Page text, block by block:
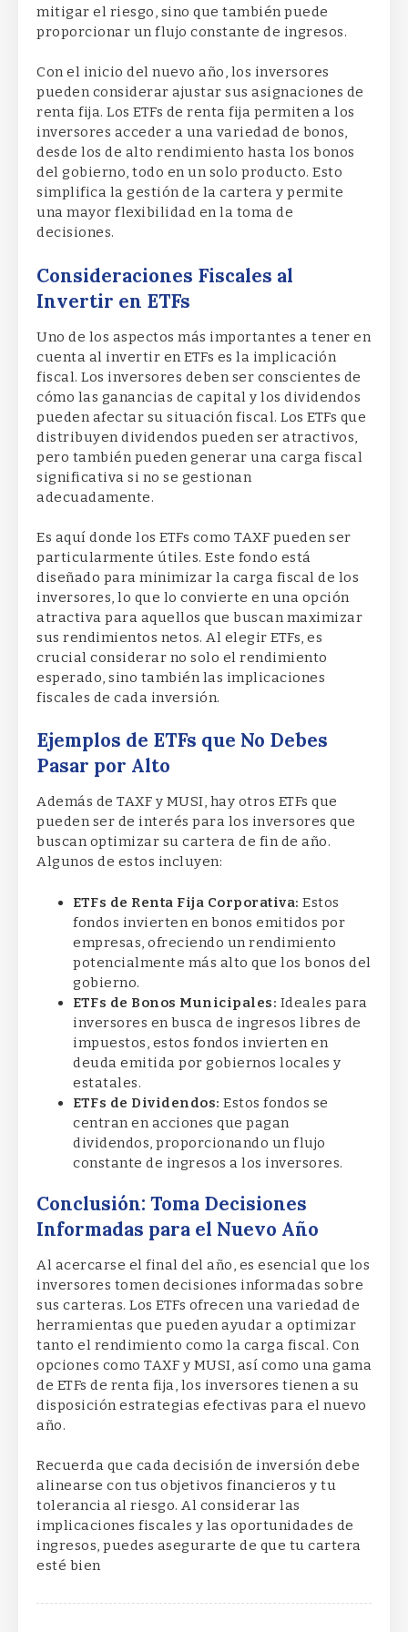
mitigar el riesgo, sino que también puede
proporcionar un flujo constante de ingresos.
Con el inicio del nuevo año, los inversores
pueden considerar ajustar sus asignaciones de
renta fija. Los ETFs de renta fija permiten a los
inversores acceder a una variedad de bonos,
desde los de alto rendimiento hasta los bonos
del gobierno, todo en un solo producto. Esto
simplifica la gestión de la cartera y permite
una mayor flexibilidad en la toma de
decisiones.
Consideraciones Fiscales al
Invertir en ETFs
Uno de los aspectos más importantes a tener en
cuenta al invertir en ETFs es la implicación
fiscal. Los inversores deben ser conscientes de
cómo las ganancias de capital y los dividendos
pueden afectar su situación fiscal. Los ETFs que
distribuyen dividendos pueden ser atractivos,
pero también pueden generar una carga fiscal
significativa si no se gestionan
adecuadamente.
Es aquí donde los ETFs como TAXF pueden ser
particularmente útiles. Este fondo está
diseñado para minimizar la carga fiscal de los
inversores, lo que lo convierte en una opción
atractiva para aquellos que buscan maximizar
sus rendimientos netos. Al elegir ETFs, es
crucial considerar no solo el rendimiento
esperado, sino también las implicaciones
fiscales de cada inversión.
Ejemplos de ETFs que No Debes
Pasar por Alto
Además de TAXF y MUSI, hay otros ETFs que
pueden ser de interés para los inversores que
buscan optimizar su cartera de fin de año.
Algunos de estos incluyen:
ETFs de Renta Fija Corporativa: Estos
fondos invierten en bonos emitidos por
empresas, ofreciendo un rendimiento
potencialmente más alto que los bonos del
gobierno.
ETFs de Bonos Municipales: Ideales para
inversores en busca de ingresos libres de
impuestos, estos fondos invierten en
deuda emitida por gobiernos locales y
estatales.
ETFs de Dividendos: Estos fondos se
centran en acciones que pagan
dividendos, proporcionando un flujo
constante de ingresos a los inversores.
Conclusión: Toma Decisiones
Informadas para el Nuevo Año
Al acercarse el final del año, es esencial que los
inversores tomen decisiones informadas sobre
sus carteras. Los ETFs ofrecen una variedad de
herramientas que pueden ayudar a optimizar
tanto el rendimiento como la carga fiscal. Con
opciones como TAXF y MUSI, así como una gama
de ETFs de renta fija, los inversores tienen a su
disposición estrategias efectivas para el nuevo
año.
Recuerda que cada decisión de inversión debe
alinearse con tus objetivos financieros y tu
tolerancia al riesgo. Al considerar las
implicaciones fiscales y las oportunidades de
ingresos, puedes asegurarte de que tu cartera
esté bien